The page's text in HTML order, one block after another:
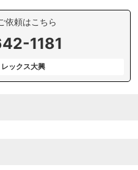
依頼はこちら
1181
ックス大興